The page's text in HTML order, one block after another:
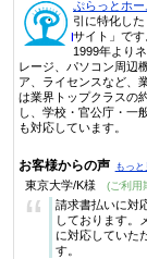
ぷらっとホ
引に特化し
サイト」です
1999年より
レージ、パソコン周辺
ア、ライセンスなど、
は業界トップクラスの
し、学校・官公庁・一
も対応しています。
お客様からの声 もっと
東京大学/K様 (ご利用
“
請求書払いに対
しております。
に対応していた
す。